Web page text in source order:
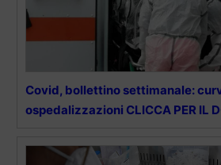
Covid, bollettino settimanale:
ospedalizzazioni CLICCA PER IL